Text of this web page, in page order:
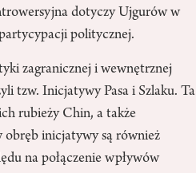
dotyczy Ujgurów w
politycznej.
zagranicznej i wewnętrznej
tzw. Inicjatywy Pasa i Szlaku. Ta
rubieży Chin, a także
obręb inicjatywy są również
na połączenie wpływów